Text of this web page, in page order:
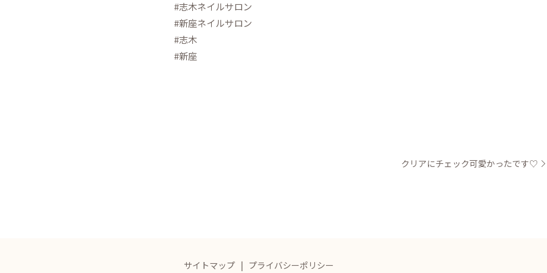
#志木ネイルサロン
#新座ネイルサロン
#志木
#新座
クリアにチェック可愛かったです♡
サイトマップ プライバシーポリシー